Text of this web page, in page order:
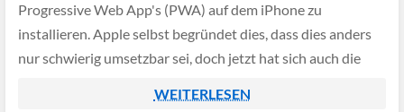
Progressive Web App's (PWA) auf dem iPhone zu
installieren. Apple selbst begründet dies, dass dies anders
nur schwierig umsetzbar sei, doch jetzt hat sich auch die
WEITERLESEN